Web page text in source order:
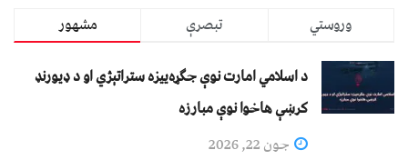
مشهور تبصرې
وروستي
د اسلامي امارت نوې جګړه‌ییزه ستراتېژي او د ډیورنډ
کرښې هاخوا نوې مبارزه
جون 22, 2026